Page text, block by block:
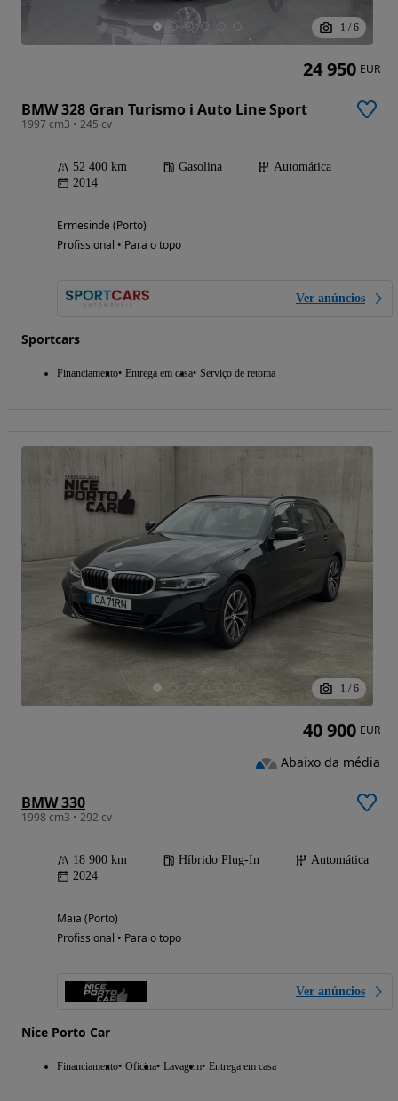
1 / 6
BMW 328 Gran Turismo i Auto Line Sport
1997 cm3 • 245 cv
52 400 km Gasolina
Automática
2014
Ermesinde (Porto)
Profissional • Para o topo
Ver anúncios
Sportcars
Financiamento Entrega em casa Serviço de retoma
24 950 EUR
1 / 6
BMW 330
1998 cm3 • 292 cv
18 900 km Híbrido Plug-In
Automática
2024
Maia (Porto)
Profissional • Para o topo
Ver anúncios
Nice Porto Car
Financiamento Oficina Lavagem Entrega em casa
40 900 EUR
Abaixo da média